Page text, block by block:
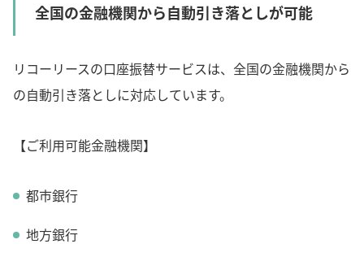
全国の金融機関から自動引き落としが可能
リコーリースの口座振替サービスは、全国の金融機関から
の自動引き落としに対応しています。
【ご利用可能金融機関】
都市銀行
地方銀行